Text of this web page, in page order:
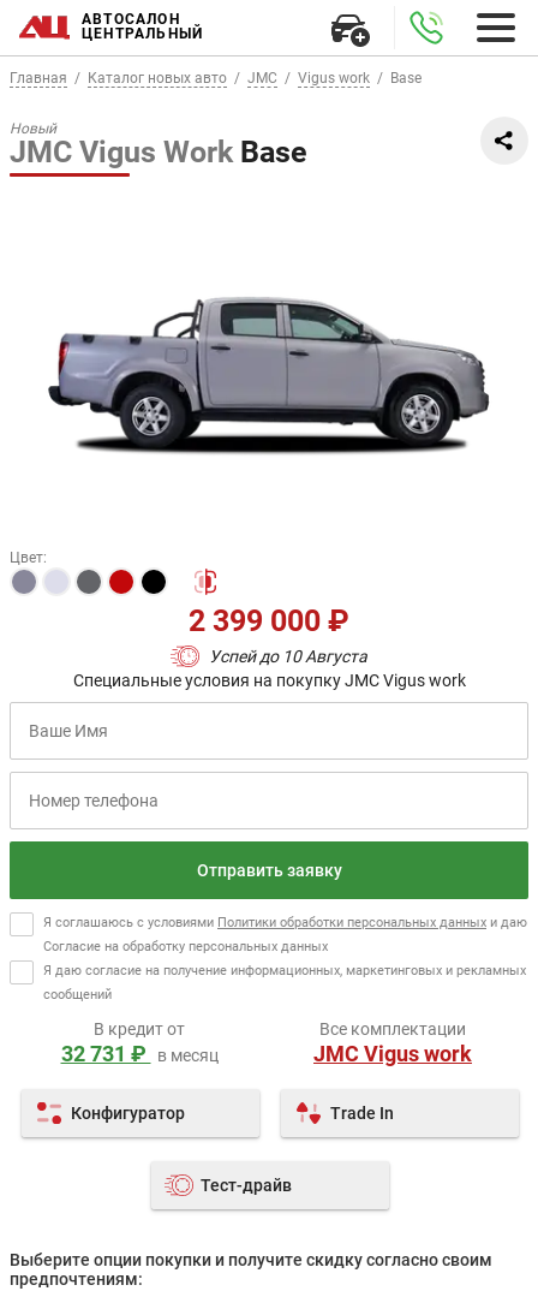
АВТОСАЛОН
ЦЕНТРАЛЬНЫЙ
Главная Каталог новых авто JMC Vigus work Base
Новый
JMC Vigus Work Base
Цвет:
Успей до 10 Августа
2 399 000 ₽
Специальные условия на покупку JMC Vigus work
Отправить заявку
Я соглашаюсь с условиями Политики обработки персональных данных и даю
Согласие на обработку персональных данных
Я даю согласие на получение информационных, маркетинговых и рекламных
сообщений
Все комплектации
JMC Vigus work
Конфигуратор Trade In
Тест-драйв
В кредит от
32 731 ₽ в месяц
Выберите опции покупки и получите скидку согласно своим
предпочтениям: